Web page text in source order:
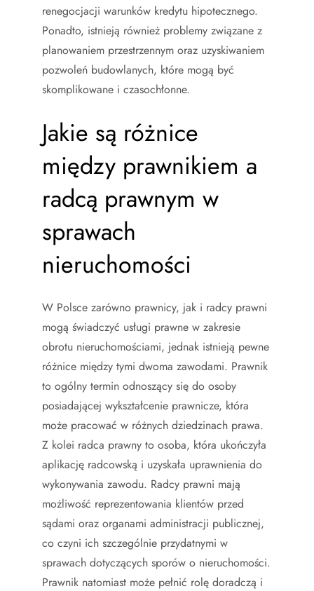
renegocjacji warunków kredytu hipotecznego.
Ponadto, istnieją również problemy związane z
planowaniem przestrzennym oraz uzyskiwaniem
pozwoleń budowlanych, które mogą być
skomplikowane i czasochłonne.
Jakie są różnice
między prawnikiem a
radcą prawnym w
sprawach
nieruchomości
W Polsce zarówno prawnicy, jak i radcy prawni
mogą świadczyć usługi prawne w zakresie
obrotu nieruchomościami, jednak istnieją pewne
różnice między tymi dwoma zawodami. Prawnik
to ogólny termin odnoszący się do osoby
posiadającej wykształcenie prawnicze, która
może pracować w różnych dziedzinach prawa.
Z kolei radca prawny to osoba, która ukończyła
aplikację radcowską i uzyskała uprawnienia do
wykonywania zawodu. Radcy prawni mają
możliwość reprezentowania klientów przed
sądami oraz organami administracji publicznej,
co czyni ich szczególnie przydatnymi w
sprawach dotyczących sporów o nieruchomości.
Prawnik natomiast może pełnić rolę doradczą i